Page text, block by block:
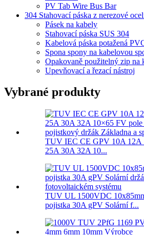
PV Tab Wire Bus Bar
304 Stahovací páska z nerezové
Pásek na kabely
Stahovací páska SUS 304
Kabelová páska potažená
Spona spony na kabelovou
Opakovaně použitelný zip na
Upevňovací a řezací nástroj
Vybrané produkty
TUV IEC CE GPV 10A 12A
25A 30A 32A 10...
TUV UL 1500VDC
pojistka 30A gPV Solární f...